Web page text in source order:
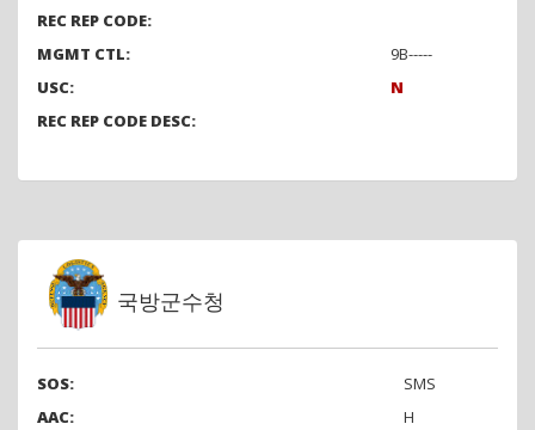
REC REP CODE:
MGMT CTL:
9B-----
USC:
N
REC REP CODE DESC:
국방군수청
SOS:
SMS
AAC:
H